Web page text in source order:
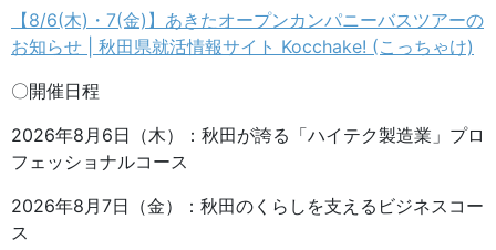
【8/6(木)・7(金)】あきたオープンカンパニーバスツアーの
お知らせ | 秋田県就活情報サイト Kocchake! (こっちゃけ)
〇開催日程
2026年8月6日（木）：秋田が誇る「ハイテク製造業」プロ
フェッショナルコース
2026年8月7日（金）：秋田のくらしを支えるビジネスコー
ス